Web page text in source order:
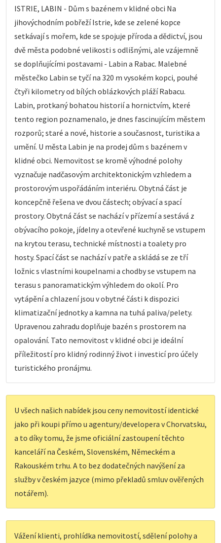
ISTRIE, LABIN - Dům s bazénem v klidné obci Na
jihovýchodním pobřeží Istrie, kde se zelené kopce
setkávají s mořem, kde se spojuje příroda a dědictví, jsou
dvě města podobné velikosti s odlišnými, ale vzájemně
se doplňujícími postavami - Labin a Rabac. Malebné
městečko Labin se tyčí na 320 m vysokém kopci, pouhé
čtyři kilometry od bílých oblázkových pláží Rabacu.
Labin, protkaný bohatou historií a hornictvím, které
tento region poznamenalo, je dnes fascinujícím městem
rozporů; staré a nové, historie a současnost, turistika a
umění. U města Labin je na prodej dům s bazénem v
klidné obci. Nemovitost se kromě výhodné polohy
vyznačuje nadčasovým architektonickým vzhledem a
prostorovým uspořádáním interiéru. Obytná část je
koncepčně řešena ve dvou částech; obývací a spací
prostory. Obytná část se nachází v přízemí a sestává z
obývacího pokoje, jídelny a otevřené kuchyně se vstupem
na krytou terasu, technické místnosti a toalety pro
hosty. Spací část se nachází v patře a skládá se ze tří
ložnic s vlastními koupelnami a chodby se vstupem na
terasu s panoramatickým výhledem do okolí. Pro
vytápění a chlazení jsou v obytné části k dispozici
klimatizační jednotky a kamna na tuhá paliva/pelety.
Upravenou zahradu doplňuje bazén s prostorem na
opalování. Tato nemovitost v klidné obci je ideální
příležitostí pro klidný rodinný život i investicí pro účely
turistického pronájmu.
U všech našich nabídek jsou ceny nemovitostí identické
jako při koupi přímo u agentury/developera v Chorvatsku,
a to díky tomu, že jsme oficiální zastoupení těchto
kanceláří na Českém, Slovenském, Německém a
Rakouském trhu. A to bez dodatečných navýšení za
služby v českém jazyce (mimo překladů smluv ověřených
notářem).
Vážení klienti, prohlídka nemovitostí, sdělení polohy a